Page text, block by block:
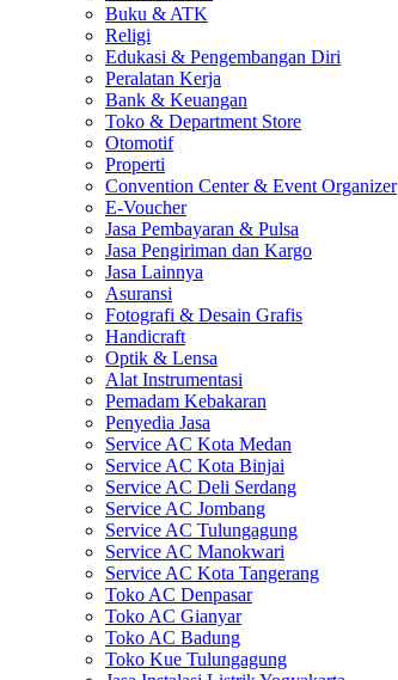
Buku & ATK
Religi
Edukasi & Pengembangan Diri
Peralatan Kerja
Bank & Keuangan
Toko & Department Store
Otomotif
Properti
Convention Center & Event Organizer
E-Voucher
Jasa Pembayaran & Pulsa
Jasa Pengiriman dan Kargo
Jasa Lainnya
Asuransi
Fotografi & Desain Grafis
Handicraft
Optik & Lensa
Alat Instrumentasi
Pemadam Kebakaran
Penyedia Jasa
Service AC Kota Medan
Service AC Kota Binjai
Service AC Deli Serdang
Service AC Jombang
Service AC Tulungagung
Service AC Manokwari
Service AC Kota Tangerang
Toko AC Denpasar
Toko AC Gianyar
Toko AC Badung
Toko Kue Tulungagung